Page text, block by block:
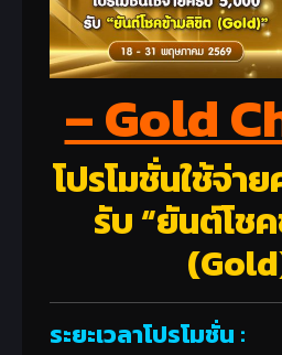
– Gold
โปรโมชั่นใช้จ่า
รับ “ยันต์โช
ระยะเวลาโปรโมชั่น :